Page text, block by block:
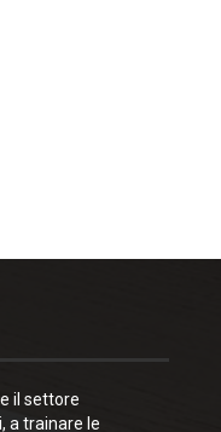
il settore
a trainare le